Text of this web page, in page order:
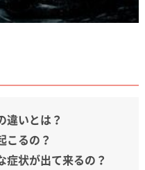
違いとは？
こるの？
症状が出て来るの？